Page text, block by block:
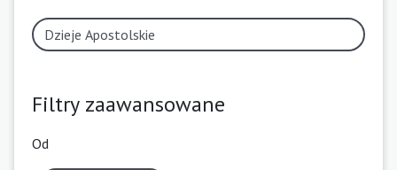
Filtry zaawansowane
Od